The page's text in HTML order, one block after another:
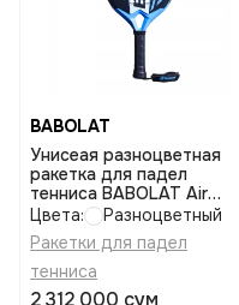
BABOLAT
Унисеая разноцветная
ракетка для падел
тенниса BABOLAT Air
vertuo 2.6 размер uniq
Цвета:
Разноцветный
Ракетки для падел
тенниса
2 312 000 сум